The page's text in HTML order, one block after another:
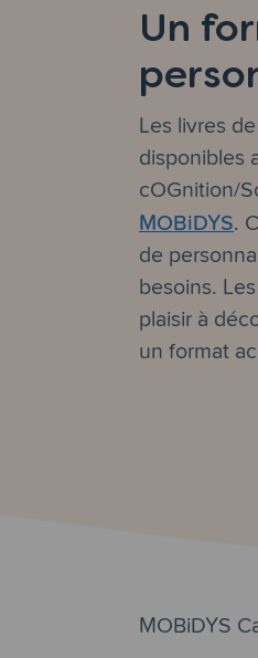
Un
Les livres
disponibles
cOGnition/
MOBiDYS.
de
besoins.
plaisir à
un format
MOBiDYS